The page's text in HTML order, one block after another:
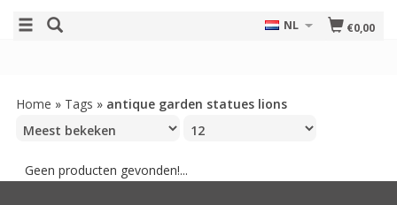
€0,00
NL
Home » Tags » antique garden statues lions
Geen producten gevonden!...